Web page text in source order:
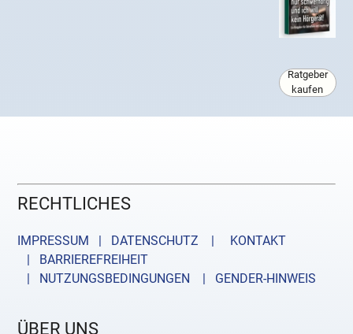
Ratgeber
kaufen
RECHTLICHES
IMPRESSUM | DATENSCHUTZ |
KONTAKT
| BARRIEREFREIHEIT
| NUTZUNGSBEDINGUNGEN
| GENDER-HINWEIS
ÜBER UNS